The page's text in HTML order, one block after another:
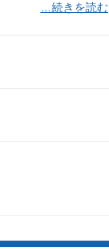
…続きを読む